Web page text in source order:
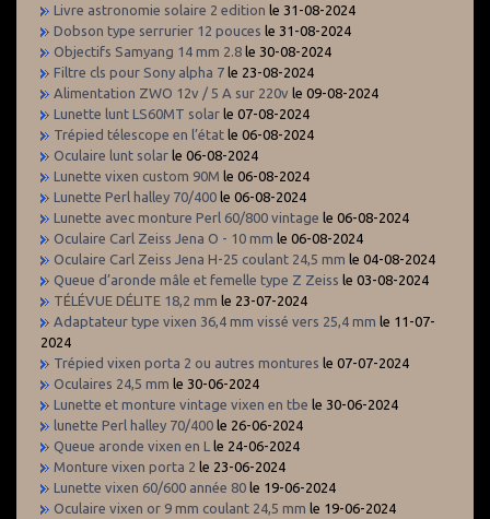
Livre astronomie solaire 2 edition le 31-08-2024
Dobson type serrurier 12 pouces le 31-08-2024
Objectifs Samyang 14 mm 2.8 le 30-08-2024
Filtre cls pour Sony alpha 7 le 23-08-2024
Alimentation ZWO 12v / 5 A sur 220v le 09-08-2024
Lunette lunt LS60MT solar le 07-08-2024
Trépied télescope en l’état le 06-08-2024
Oculaire lunt solar le 06-08-2024
Lunette vixen custom 90M le 06-08-2024
Lunette Perl halley 70/400 le 06-08-2024
Lunette avec monture Perl 60/800 vintage le 06-08-2024
Oculaire Carl Zeiss Jena O - 10 mm le 06-08-2024
Oculaire Carl Zeiss Jena H-25 coulant 24,5 mm le 04-08-2024
Queue d’aronde mâle et femelle type Z Zeiss le 03-08-2024
TÉLÉVUE DÉLITE 18,2 mm le 23-07-2024
Adaptateur type vixen 36,4 mm vissé vers 25,4 mm le 11-07-
2024
Trépied vixen porta 2 ou autres montures le 07-07-2024
Oculaires 24,5 mm le 30-06-2024
Lunette et monture vintage vixen en tbe le 30-06-2024
lunette Perl halley 70/400 le 26-06-2024
Queue aronde vixen en L le 24-06-2024
Monture vixen porta 2 le 23-06-2024
Lunette vixen 60/600 année 80 le 19-06-2024
Oculaire vixen or 9 mm coulant 24,5 mm le 19-06-2024